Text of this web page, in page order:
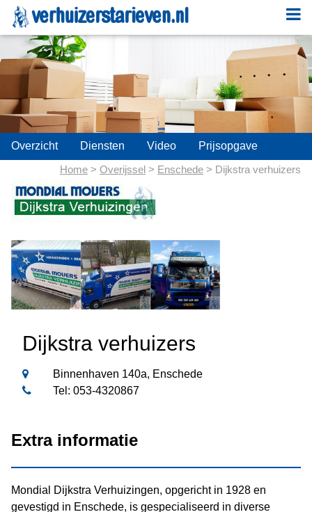
Overzicht Diensten Video Prijsopgave
Home > Overijssel > Enschede > Dijkstra verhuizers
Dijkstra verhuizers
Binnenhaven 140a, Enschede
Tel: 053-4320867
Extra informatie
Mondial Dijkstra Verhuizingen, opgericht in 1928 en
gevestigd in Enschede, is gespecialiseerd in diverse